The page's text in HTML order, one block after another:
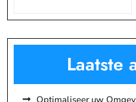
Laatste
Optimaliseer uw